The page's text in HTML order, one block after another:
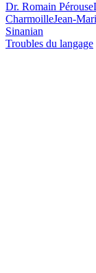
Dr. Romain Pérouse
CharmoilleJean-
Sinanian
Troubles du langage